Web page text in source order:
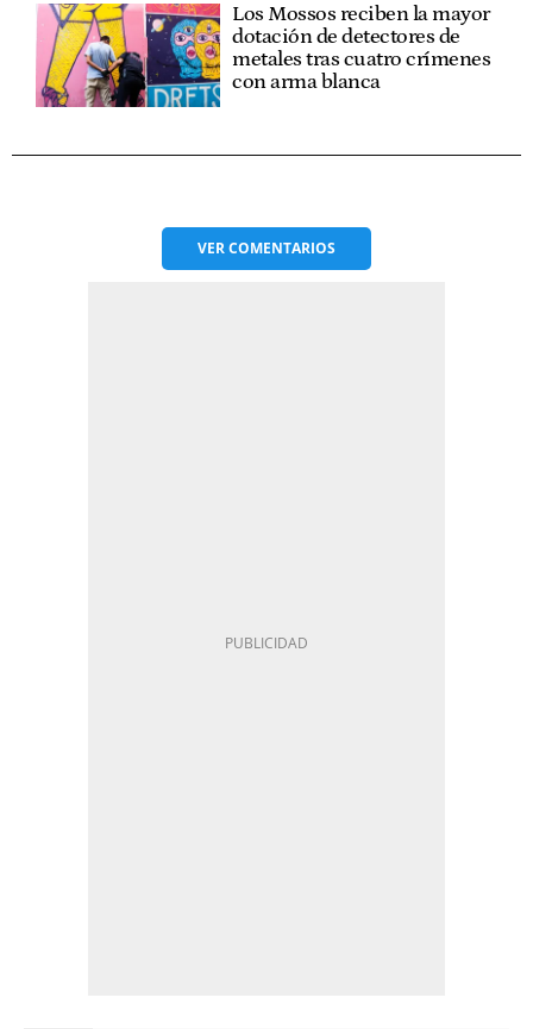
Los Mossos reciben la mayor
dotación de detectores de
metales tras cuatro crímenes
con arma blanca
VERCOMENTARIOS